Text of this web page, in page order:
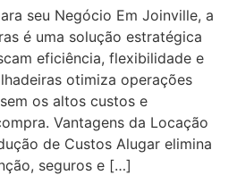
seu Negócio Em Joinville, a
é uma solução estratégica
eficiência, flexibilidade e
otimiza operações
os altos custos e
Vantagens da Locação
de Custos Alugar elimina
seguros e […]